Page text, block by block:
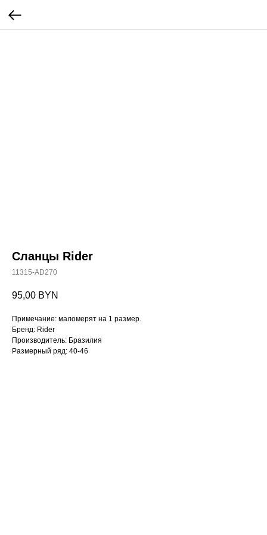
Сланцы Rider
11315-AD270
95,00 BYN
Примечание: маломерят на 1 размер.
Бренд: Rider
Производитель: Бразилия
Размерный ряд: 40-46